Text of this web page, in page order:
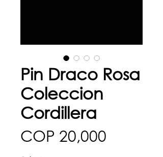
Pin Draco Rosa
Coleccion
Cordillera
COP 20,000